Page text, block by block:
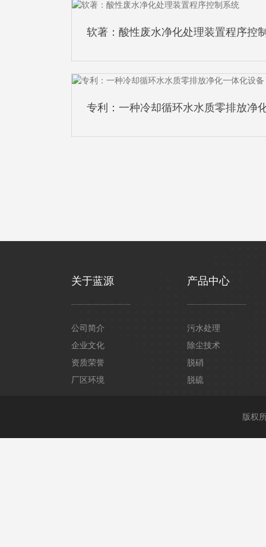
关于蓝源
公司简介
企业文化
资质荣誉
厂区环境
产品中心
污水处理
除尘技术
脱硝
脱硫
版权